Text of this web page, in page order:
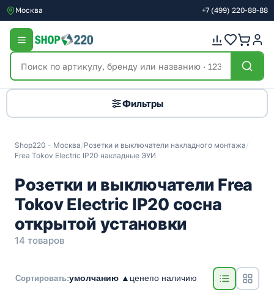
Москва +7 (499) 220-88-88
Фильтры
Shop220 - Москва/Розетки и выключатели накладного монтажа/
Frea Tokov Electric IP20 накладные ЭУИ
Розетки и выключатели Frea
Tokov Electric IP20 сосна
открытой установки
14 товаров
Сортировать:умолчанию ▲ ценепо наличию